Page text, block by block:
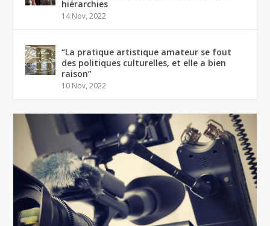
hiérarchies
14 Nov, 2022
“La pratique artistique amateur se fout
des politiques culturelles, et elle a bien
raison”
10 Nov, 2022